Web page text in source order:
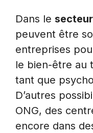
Dans le
peuvent être
entreprises
le bien-être au
tant que
D’autres
ONG, des
encore dans